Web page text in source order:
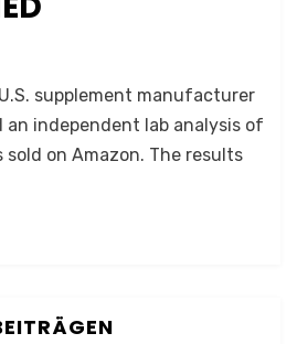
supplement manufacturer
an independent lab analysis of
on Amazon. The results